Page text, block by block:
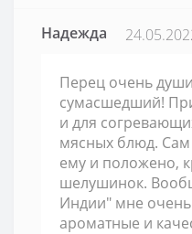
Надежда
Перец очень
сумасшедший!
и для
мясных блюд.
ему и положено,
шелушинок.
Индии" мне очень
ароматные и